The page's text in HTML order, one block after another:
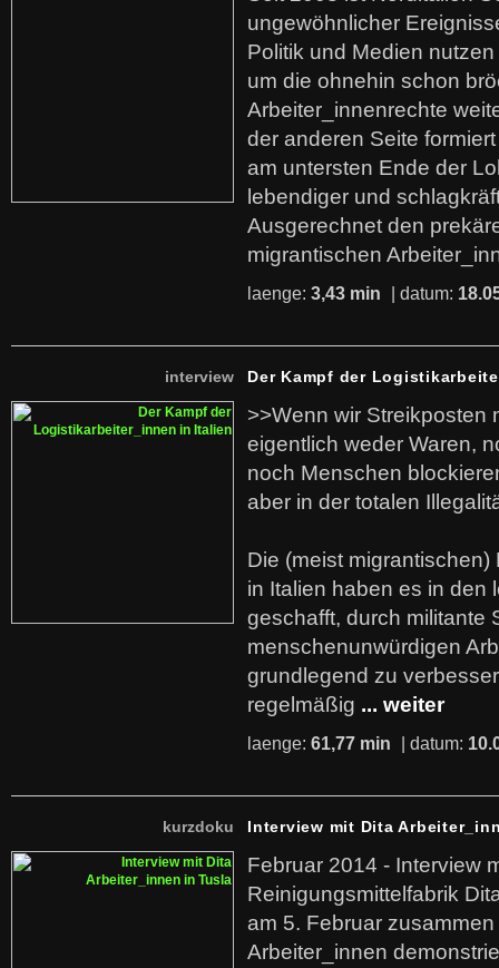
ungewöhnlicher
Politik und Medien
um die ohnehin schon
Arbeiter_innenrechte
der anderen Seite
am untersten Ende der
lebendiger und
Ausgerechnet den
migrantischen
laenge: 3,43 min | datum:
interview Der Kampf der
>>Wenn wir Streikposten
eigentlich weder Waren,
noch Menschen
aber in der totalen
Die (meist
in Italien haben es in den
geschafft, durch militante
menschenunwürdigen
grundlegend zu
regelmäßig ... weiter
laenge: 61,77 min | datum:
kurzdoku Interview mit Dita
Februar 2014 - Interview
Reinigungsmittelfabrik
am 5. Februar
Arbeiter_innen